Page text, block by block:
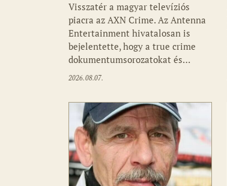
Visszatér a magyar televíziós
piacra az AXN Crime. Az Antenna
Entertainment hivatalosan is
bejelentette, hogy a true crime
dokumentumsorozatokat és…
2026.08.07.